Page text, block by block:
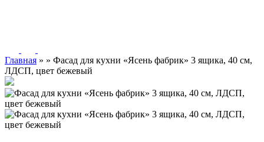
Главная » » Фасад для кухни «Ясень фабрик» 3 ящика, 40 см,
ЛДСП, цвет бежевый